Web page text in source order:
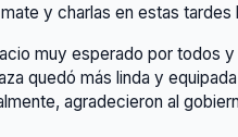
y charlas en estas tardes
muy esperado por todos
quedó más linda y
agradecieron al